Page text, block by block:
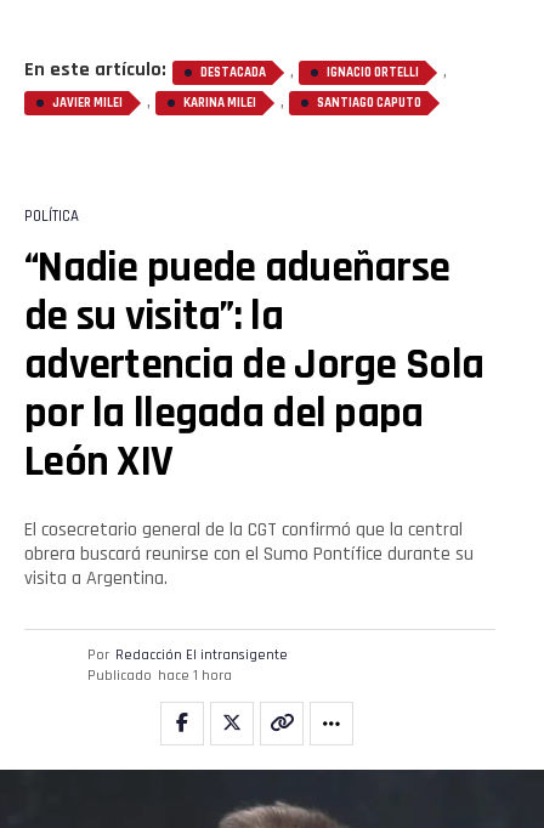
En este artículo: DESTACADA , IGNACIO ORTELLI ,
JAVIER MILEI , KARINA MILEI , SANTIAGO CAPUTO
POLÍTICA
“Nadie puede adueñarse
de su visita”: la
advertencia de Jorge Sola
por la llegada del papa
León XIV
El cosecretario general de la CGT confirmó que la central
obrera buscará reunirse con el Sumo Pontífice durante su
visita a Argentina.
Por Redacción El intransigente
Publicado hace 1 hora